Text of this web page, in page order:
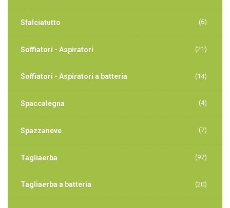
Sfalciatutto (6)
Soffiatori - Aspiratori (21)
Soffiatori - Aspiratori a batteria (14)
Spaccalegna (4)
Spazzaneve (7)
Tagliaerba (97)
Tagliaerba a batteria (20)